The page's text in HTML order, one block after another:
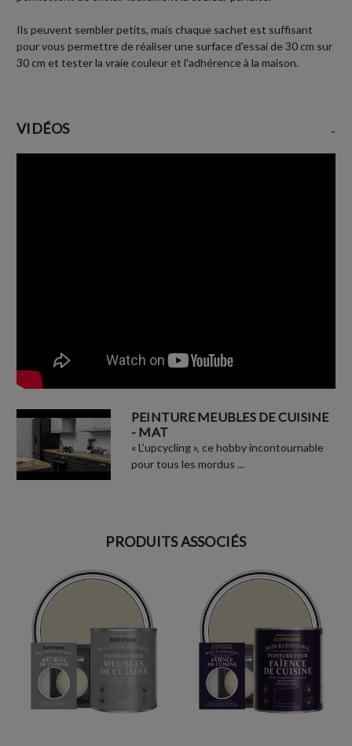
Ils peuvent sembler petits, mais chaque sachet est suffisant
pour vous permettre de réaliser une surface d'essai de 30 cm sur
30 cm et tester la vraie couleur et l'adhérence à la maison.
VIDÉOS -
PEINTURE MEUBLES DE CUISINE
- MAT
« L’upcycling », ce hobby incontournable
pour tous les mordus ...
PRODUITS ASSOCIÉS